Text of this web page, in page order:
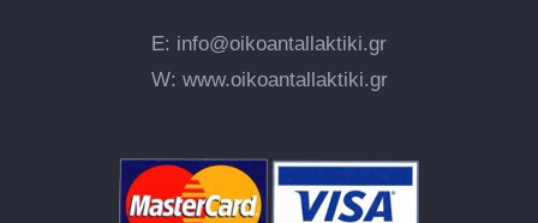
E: info@oikoantallaktiki.gr
W: www.oikoantallaktiki.gr